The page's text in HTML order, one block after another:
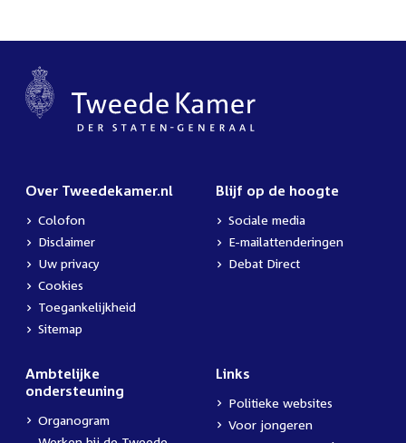
Over Tweedekamer.nl
Colofon
Disclaimer
Uw privacy
Cookies
Toegankelijkheid
Sitemap
Blijf op de hoogte
Sociale media
E-mailattenderingen
Debat Direct
Ambtelijke
ondersteuning
Organogram
Links
Politieke websites
Voor jongeren